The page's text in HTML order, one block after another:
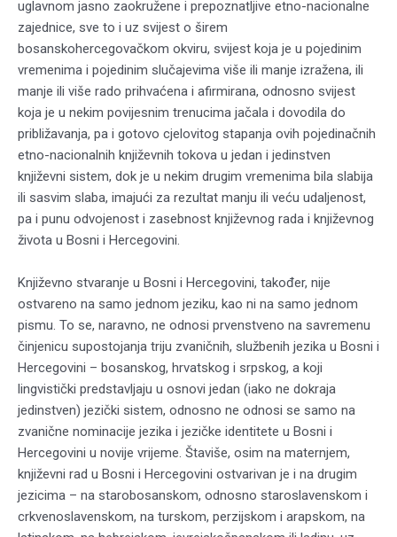
uglavnom jasno zaokružene i prepoznatljive etno-nacionalne
zajednice, sve to i uz svijest o širem
bosanskohercegovačkom okviru, svijest koja je u pojedinim
vremenima i pojedinim slučajevima više ili manje izražena, ili
manje ili više rado prihvaćena i afirmirana, odnosno svijest
koja je u nekim povijesnim trenucima jačala i dovodila do
približavanja, pa i gotovo cjelovitog stapanja ovih pojedinačnih
etno-nacionalnih književnih tokova u jedan i jedinstven
književni sistem, dok je u nekim drugim vremenima bila slabija
ili sasvim slaba, imajući za rezultat manju ili veću udaljenost,
pa i punu odvojenost i zasebnost književnog rada i književnog
života u Bosni i Hercegovini.
Književno stvaranje u Bosni i Hercegovini, također, nije
ostvareno na samo jednom jeziku, kao ni na samo jednom
pismu. To se, naravno, ne odnosi prvenstveno na savremenu
činjenicu supostojanja triju zvaničnih, službenih jezika u Bosni i
Hercegovini – bosanskog, hrvatskog i srpskog, a koji
lingvistički predstavljaju u osnovi jedan (iako ne dokraja
jedinstven) jezički sistem, odnosno ne odnosi se samo na
zvanične nominacije jezika i jezičke identitete u Bosni i
Hercegovini u novije vrijeme. Štaviše, osim na maternjem,
književni rad u Bosni i Hercegovini ostvarivan je i na drugim
jezicima – na starobosanskom, odnosno staroslavenskom i
crkvenoslavenskom, na turskom, perzijskom i arapskom, na